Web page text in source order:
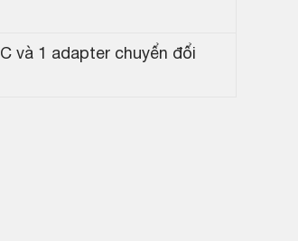
và 1 adapter chuyển đổi